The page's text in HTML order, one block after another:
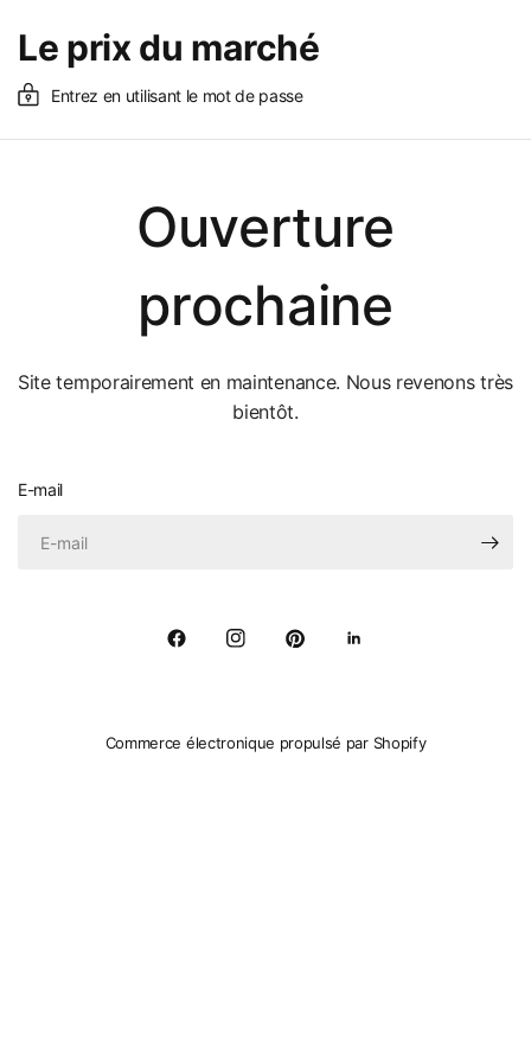
Le prix du marché
Entrez en utilisant le mot de passe
Ouverture
prochaine
Site temporairement en maintenance. Nous revenons très
bientôt.
E-mail
Commerce électronique propulsé par Shopify